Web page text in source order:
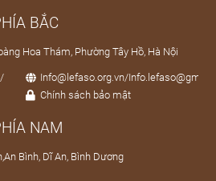
BẮC
Hoa Thám, Phường Tây Hồ, Hà Nội
Info@lefaso.org.vn/
Chính sách bảo mật
NAM
Bình, Dĩ An, Bình Dương